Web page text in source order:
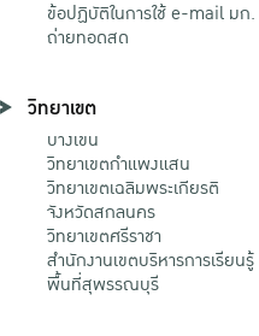
ข้อปฏิบัติในการใช้ e-mail มก.
ถ่ายทอดสด
วิทยาเขต
บางเขน
วิทยาเขตกําแพงแสน
วิทยาเขตเฉลิมพระเกียรติ
จังหวัดสกลนคร
วิทยาเขตศรีราชา
สำนักงานเขตบริหารการเรียนรู้
พื้นที่สุพรรณบุรี